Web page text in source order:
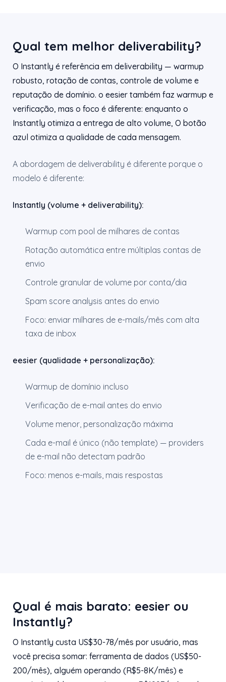
Qual tem melhor deliverability?
O Instantly é referência em deliverability — warmup
robusto, rotação de contas, controle de volume e
reputação de domínio. o eesier também faz warmup e
verificação, mas o foco é diferente: enquanto o
Instantly otimiza a entrega de alto volume, O botão
azul otimiza a qualidade de cada mensagem.
A abordagem de deliverability é diferente porque o
modelo é diferente:
Instantly (volume + deliverability):
Warmup com pool de milhares de contas
Rotação automática entre múltiplas contas de
envio
Controle granular de volume por conta/dia
Spam score analysis antes do envio
Foco: enviar milhares de e-mails/mês com alta
taxa de inbox
eesier (qualidade + personalização):
Warmup de domínio incluso
Verificação de e-mail antes do envio
Volume menor, personalização máxima
Cada e-mail é único (não template) — providers
de e-mail não detectam padrão
Foco: menos e-mails, mais respostas
Qual é mais barato: eesier ou
Instantly?
O Instantly custa US$30-78/mês por usuário, mas
você precisa somar: ferramenta de dados (US$50-
200/mês), alguém operando (R$5-8K/mês) e